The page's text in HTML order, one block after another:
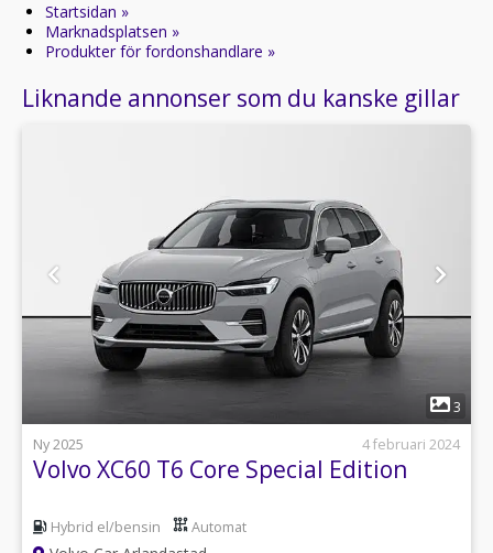
Startsidan »
Marknadsplatsen »
Produkter för fordonshandlare »
Liknande annonser som du kanske gillar
3
Ny 2025
4 februari 2024
Volvo XC60 T6 Core Special Edition
Hybrid el/bensin Automat